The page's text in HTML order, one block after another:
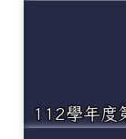
112學年度